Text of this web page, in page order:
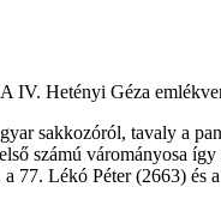
IV. Hetényi Géza
sakkozóról, tavaly a
számú várományosa
77. Lékó Péter (2663)